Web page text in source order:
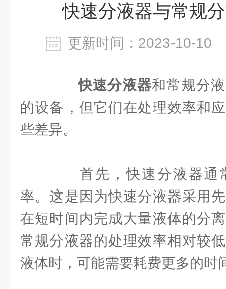
快速分液器与常规
更新时间：2023-10-
快速分液器和常规分
的设备，但它们在处理效率和
些差异。
首先，快速分液器通
率。这是因为快速分液器采用
在短时间内完成大量液体的分
常规分液器的处理效率相对较
液体时，可能需要耗费更多的时